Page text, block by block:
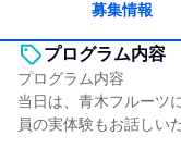
募集情報
プログラム内容
プログラム内容
当日は、青木フルーツ
員の実体験もお話しい